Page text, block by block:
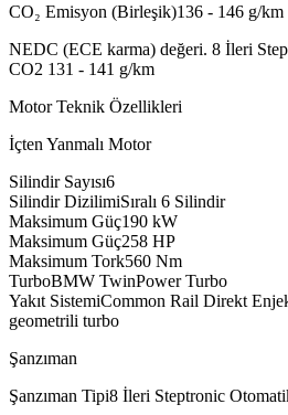
CO₂ Emisyon (Birleşik)136 - 146 g/km
NEDC (ECE karma) değeri. 8 İleri
CO2 131 - 141 g/km
Motor Teknik Özellikleri
İçten Yanmalı Motor
Silindir Sayısı6
Silindir DizilimiSıralı 6 Silindir
Maksimum Güç190 kW
Maksimum Güç258 HP
Maksimum Tork560 Nm
TurboBMW TwinPower Turbo
Yakıt SistemiCommon Rail Direkt
geometrili turbo
Şanzıman
Şanzıman Tipi8 İleri Steptronic